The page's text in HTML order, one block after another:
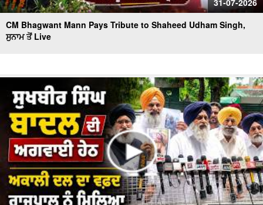
31-07-2026
CM Bhagwant Mann Pays Tribute to Shaheed Udham Singh,
ਸੁਨਾਮ ਤੋਂ Live